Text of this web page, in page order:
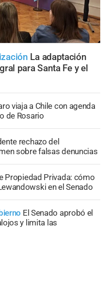
La adaptación
para Santa Fe y el
viaja a Chile con agenda
de Rosario
rechazo del
sobre falsas denuncias
Propiedad Privada: cómo
en el Senado
El Senado aprobó el
y limita las